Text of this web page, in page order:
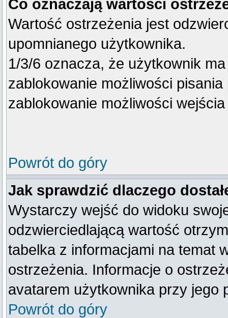
Co oznaczają wartości
Wartość ostrzeżenia jest
upomnianego użytkownika.
1/3/6 oznacza, że użytkownik
zablokowanie możliwości
zablokowanie możliwości
Powrót do góry
Jak sprawdzić dlaczego
Wystarczy wejść do widoku
odzwierciedlającą wartość
tabelka z informacjami na temat
ostrzeżenia. Informacje o
avatarem użytkownika przy jego
Powrót do góry